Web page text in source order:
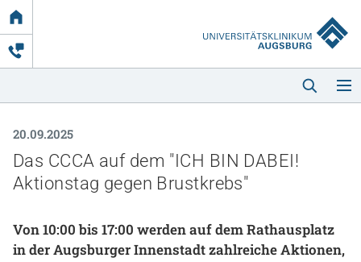
Link
zur
Startseite
Startseite
20.09.2025
Das CCCA auf dem "ICH BIN DABEI!
Aktionstag gegen Brustkrebs"
Von 10:00 bis 17:00 werden auf dem Rathausplatz
in der Augsburger Innenstadt zahlreiche Aktionen,